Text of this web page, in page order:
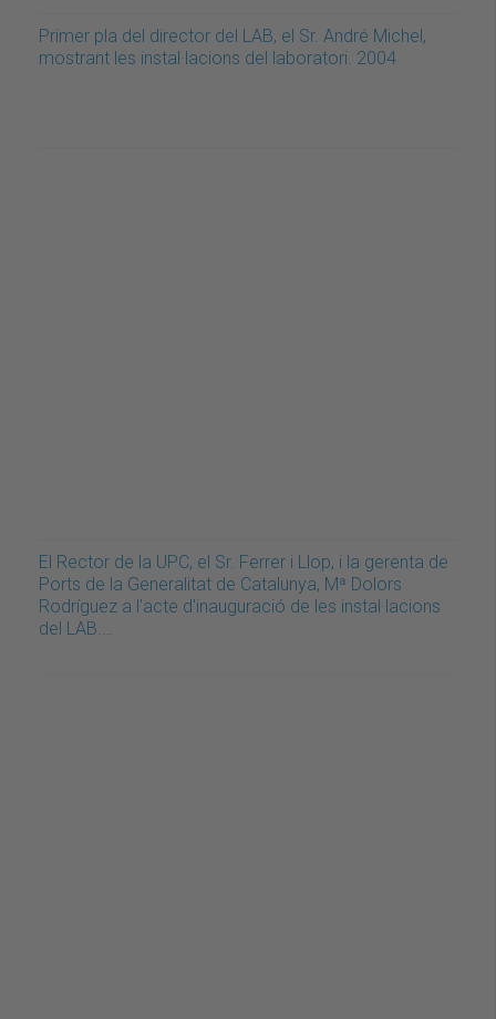
Primer pla del director del LAB, el Sr. André Michel,
mostrant les instal·lacions del laboratori. 2004
El Rector de la UPC, el Sr. Ferrer i Llop, i la gerenta de
Ports de la Generalitat de Catalunya, Mª Dolors
Rodríguez a l'acte d'inauguració de les instal·lacions
del LAB.…